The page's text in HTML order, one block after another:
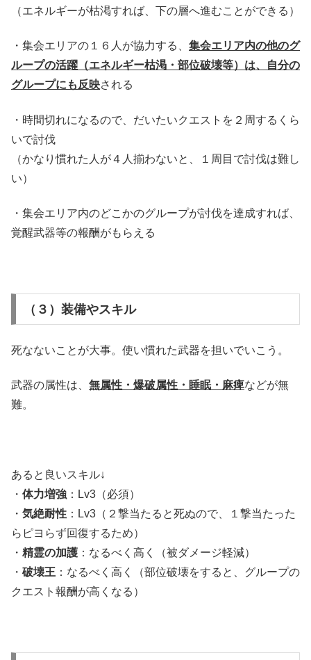
（エネルギーが枯渇すれば、下の層へ進むことができる）
・集会エリアの１６人が協力する、 集会エリア内の他のグ
ループの活躍（エネルギー枯渇・部位破壊等）は、自分の
グループにも反映される
・時間切れになるので、だいたいクエストを２周するくら
いで討伐
（かなり慣れた人が４人揃わないと、１周目で討伐は難し
い）
・集会エリア内のどこかのグループが討伐を達成すれば、
覚醒武器等の報酬がもらえる
（３）装備やスキル
死なないことが大事。使い慣れた武器を担いでいこう。
武器の属性は、 無属性・爆破属性・睡眠・麻痺などが無
難。
あると良いスキル↓
・ 体力増強 ：Lv3（必須）
・ 気絶耐性 ：Lv3（２撃当たると死ぬので、１撃当たった
らピヨらず回復するため）
・ 精霊の加護 ：なるべく高く（被ダメージ軽減）
・ 破壊王 ：なるべく高く（部位破壊をすると、グループの
クエスト報酬が高くなる）